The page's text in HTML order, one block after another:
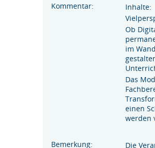
Kommentar:
Inhalte:
Ob
im
Das
einen
werden
Bemerkung: Die